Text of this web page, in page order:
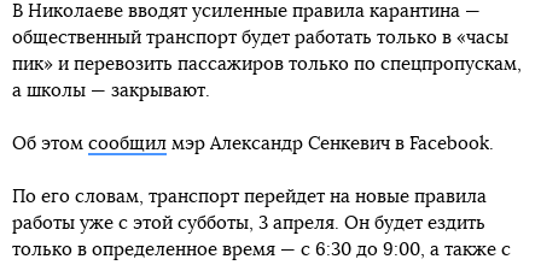
В Николаеве вводят усиленные правила карантина —
общественный транспорт будет работать только в «часы
пик» и перевозить пассажиров только по спецпропускам,
а школы — закрывают.
Об этом сообщил мэр Александр Сенкевич в Facebook.
По его словам, транспорт перейдет на новые правила
работы уже с этой субботы, 3 апреля. Он будет ездить
только в определенное время — с 6:30 до 9:00, а также с